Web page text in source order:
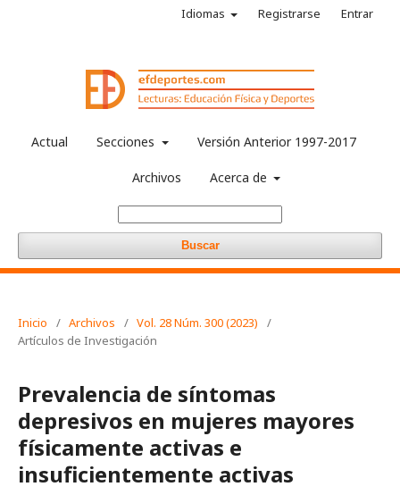
Actual Secciones Versión Anterior 1997-2017
Archivos Acerca de
Buscar
Idiomas Registrarse Entrar
Inicio / Archivos / Vol. 28 Núm. 300 (2023)
/
Artículos de Investigación
Prevalencia de síntomas
depresivos en mujeres mayores
físicamente activas e
insuficientemente activas